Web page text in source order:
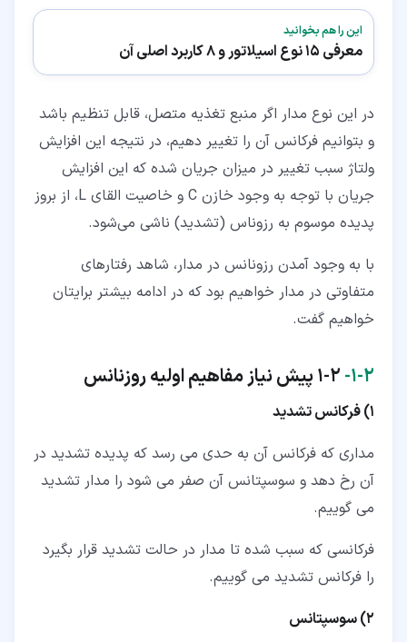
این را هم بخوانید
معرفی 15 نوع اسیلاتور و 8 کاربرد اصلی آن
در این نوع مدار اگر منبع تغذیه متصل، قابل تنظیم باشد
و بتوانیم فرکانس آن را تغییر دهیم، در نتیجه این افزایش
ولتاژ سبب تغییر در میزان جریان شده که این افزایش
جریان با توجه به وجود خازن C و خاصیت القای L، از بروز
پدیده موسوم به رزوناس (تشدید) ناشی می‌شود.
با به وجود آمدن رزونانس در مدار، شاهد رفتارهای
متفاوتی در مدار خواهیم بود که در ادامه بیشتر برایتان
خواهیم گفت.
۲‏-‏۱‏- 1-2 پیش نیاز مفاهیم اولیه روزنانس
1) فرکانس تشدید
مداری که فرکانس آن به حدی می رسد که پدیده تشدید در
آن رخ دهد و سوسپتانس آن صفر می شود را مدار تشدید
می گوییم.
فرکانسی که سبب شده تا مدار در حالت تشدید قرار بگیرد
را فرکانس تشدید می گوییم.
2) سوسپتانس